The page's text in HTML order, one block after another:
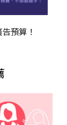
預算！